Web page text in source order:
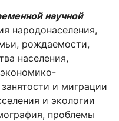
научной
народонаселения,
рождаемости,
населения,
и миграции
и экологии
проблемы